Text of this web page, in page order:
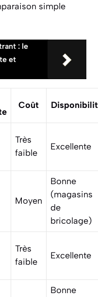
simple
: le
et
Coût
Très
faible
Excellente
Moyen
Bonne
(magasins
de
bricolage)
Très
faible
Excellente
Bonne